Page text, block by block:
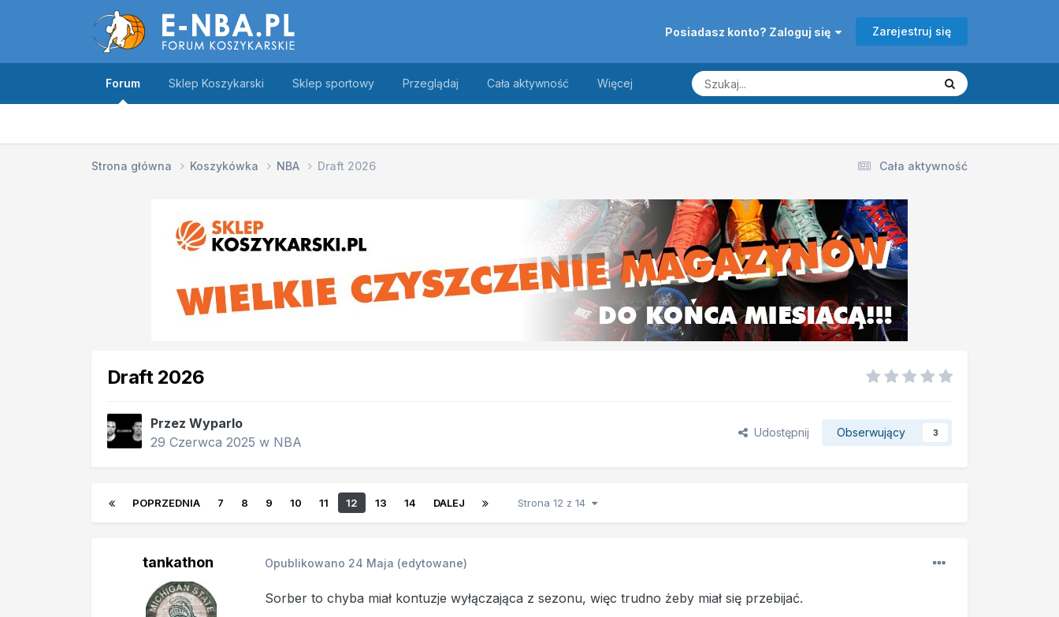
Posiadasz konto? Zaloguj się Zarejestruj się
Forum Sklep Koszykarski Sklep sportowy Przeglądaj Cała aktywność Więcej
Cała aktywność
Strona główna Koszykówka NBA Draft 2026
Draft 2026
Przez Wyparlo
29 Czerwca 2025 w NBA
Udostępnij Obserwujący 3
POPRZEDNIA 7 8 9 10 11 12 13 14 DALEJ Strona 12 z 14
tankathon Opublikowano 24 Maja (edytowane)
Sorber to chyba miał kontuzje wyłączająca z sezonu, więc trudno żeby miał się przebijać.